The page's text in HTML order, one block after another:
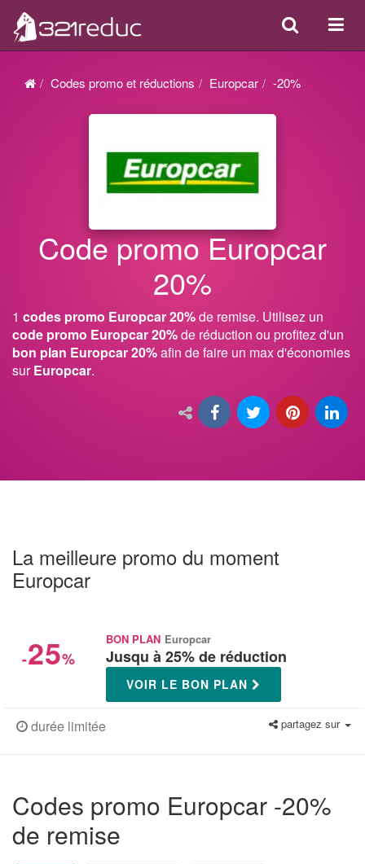
ou
Search
Codes promo et réductions Europcar -20%
Code promo Europcar
20%
1 codes promo Europcar 20%de remise. Utilisez un
code promo Europcar 20%de réduction ou profitez d'un
bon plan Europcar 20%afin de faire un max d'économies
surEuropcar.
La meilleure promo du moment
Europcar
-25%
BON PLAN Europcar
Jusqu à 25% de réduction
VOIR LE BON PLAN
durée limitée partagez sur
Codes promo Europcar -20%
de remise